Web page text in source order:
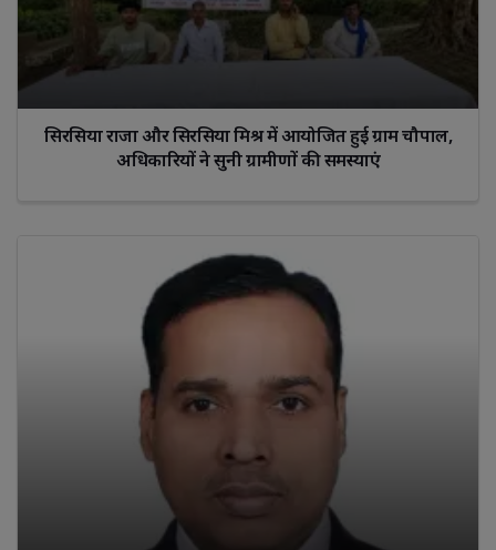
सिरसिया राजा और सिरसिया मिश्र में आयोजित हुई ग्राम चौपाल,
अधिकारियों ने सुनी ग्रामीणों की समस्याएं